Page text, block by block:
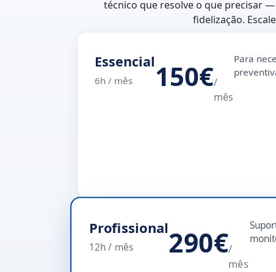
técnico que resolve o que precisar
fidelização.
Essencial
6h / mês 150€/
mês
Para
Profissional
12h / mês 290€/
mês